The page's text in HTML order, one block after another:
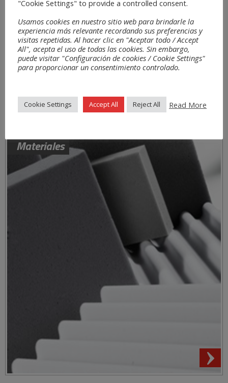
Materiales
"Cookie Settings" to provide a controlled consent.
Usamos cookies en nuestro sitio web para brindarle la
experiencia más relevante recordando sus preferencias y
visitas repetidas. Al hacer clic en "Aceptar todo / Accept
All", acepta el uso de todas las cookies. Sin embargo,
puede visitar "Configuración de cookies / Cookie Settings"
para proporcionar un consentimiento controlado.
Cookie Settings Accept All Reject All Read More